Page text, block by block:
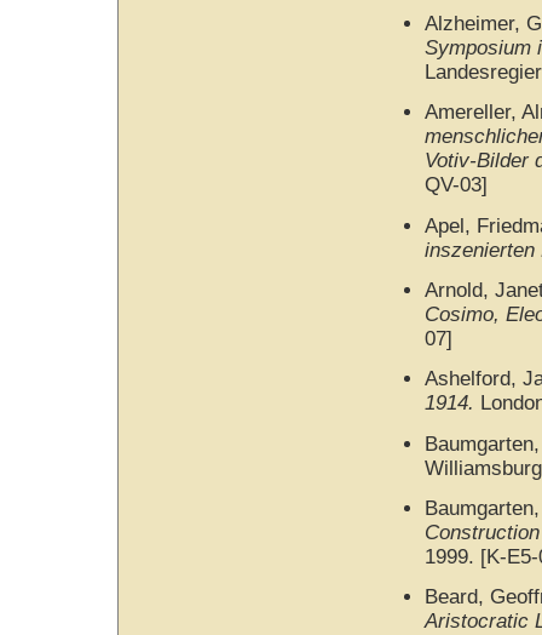
Alzheimer,
Symposium
Amereller,
Votiv-Bilder
QV-03]
Apel,
inszenierten
Arnold,
Cosimo,
07]
Ashelford,
1914.
1999. [K-
Beard,
Aristocratic